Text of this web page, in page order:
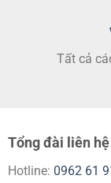
Tất cả
Tổng đài liên hệ
Hotline: 0962 61